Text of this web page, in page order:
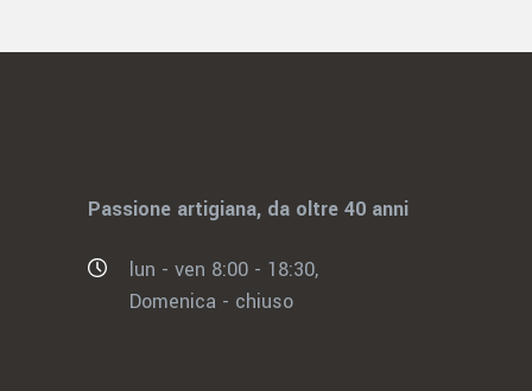
Passione artigiana, da oltre 40 anni
lun - ven 8:00 - 18:30,
Domenica - chiuso